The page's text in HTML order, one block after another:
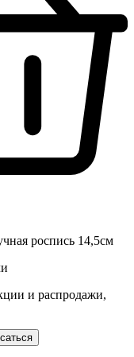
роспись 14,5см
и распродажи,